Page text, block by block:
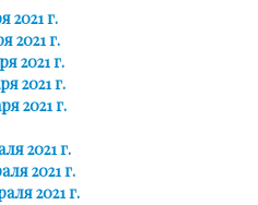
2021 г.
2021 г.
2021 г.
2021 г.
2021 г.
2021 г.
2021 г.
2021 г.